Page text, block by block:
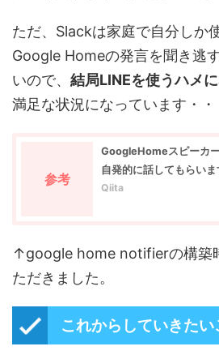
ただ、Slackは家庭で自分しか
Google Homeの発言を聞き逃
いので、 結局LINEを使うハメ
満足な状況になっています・
参考
GoogleHomeスピーカ
自発的に話してもらいま
Qiita
↑google home notifierの構築
ただきました。
これからしていきたい